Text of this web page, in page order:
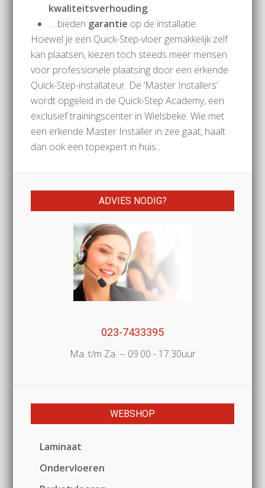
kwaliteitsverhouding;
… bieden garantie op de installatie.
Hoewel je een Quick-Step-vloer gemakkelijk zelf
kan plaatsen, kiezen toch steeds meer mensen
voor professionele plaatsing door een erkende
Quick-Step-installateur. De ‘Master Installers’
wordt opgeleid in de Quick-Step Academy, een
exclusief trainingscenter in Wielsbeke. Wie met
een erkende Master Installer in zee gaat, haalt
dan ook een topexpert in huis.
ADVIES NODIG?
023-7433395
Ma. t/m Za. -- 09.00 - 17.30uur
WEBSHOP
Laminaat
Ondervloeren